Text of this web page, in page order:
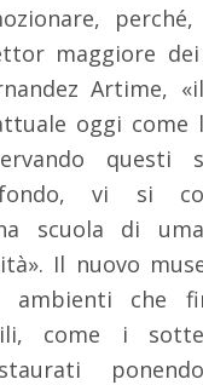
maggiore dei
Artime,
oggi come
questi
vi si
scuola di
Il nuovo
ambienti che
come i